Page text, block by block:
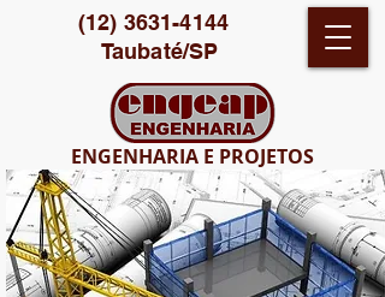
(12) 3631-4144
Taubaté/SP
ENGENHARIA E PROJETOS